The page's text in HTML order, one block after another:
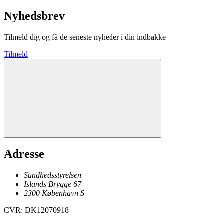
Nyhedsbrev
Tilmeld dig og få de seneste nyheder i din indbakke
Tilmeld
Adresse
Sundhedsstyrelsen
Islands Brygge 67
2300 København S
CVR: DK12070918